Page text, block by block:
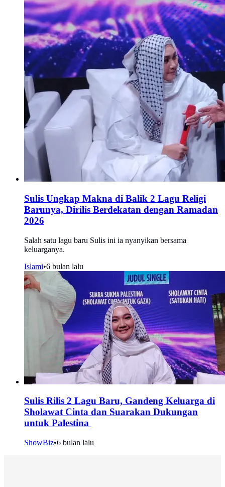
Sulis Ungkap Makna di Balik 2 Lagu Religi
Barunya, Dirilis Berdekatan dengan Ramadan
2026
Salah satu lagu baru Sulis ini ia nyanyikan bersama
keluarganya.
Islami•6 bulan lalu
Sulis Rilis 2 Lagu Baru, Gandeng Keluarga di
Sholawat Cinta dan Suarakan Dukungan
untuk Palestina
ShowBiz•6 bulan lalu